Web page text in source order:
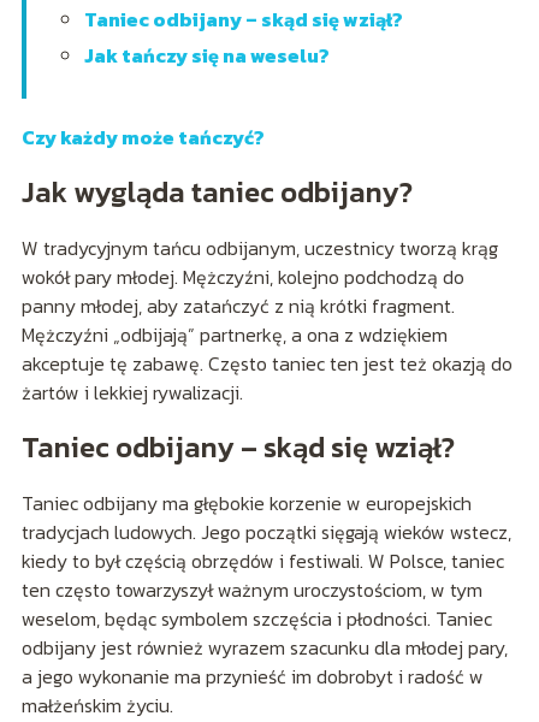
Taniec odbijany – skąd się wziął?
Jak tańczy się na weselu?
Czy każdy może tańczyć?
Jak wygląda taniec odbijany?
W tradycyjnym tańcu odbijanym, uczestnicy tworzą krąg
wokół pary młodej. Mężczyźni, kolejno podchodzą do
panny młodej, aby zatańczyć z nią krótki fragment.
Mężczyźni „odbijają” partnerkę, a ona z wdziękiem
akceptuje tę zabawę. Często taniec ten jest też okazją do
żartów i lekkiej rywalizacji.
Taniec odbijany – skąd się wziął?
Taniec odbijany ma głębokie korzenie w europejskich
tradycjach ludowych. Jego początki sięgają wieków wstecz,
kiedy to był częścią obrzędów i festiwali. W Polsce, taniec
ten często towarzyszył ważnym uroczystościom, w tym
weselom, będąc symbolem szczęścia i płodności. Taniec
odbijany jest również wyrazem szacunku dla młodej pary,
a jego wykonanie ma przynieść im dobrobyt i radość w
małżeńskim życiu.